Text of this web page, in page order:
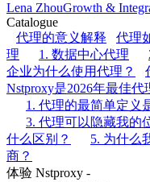
Lena ZhouGrowth &
Catalogue
代理的意义解释
代理
理
1. 数据中心代理
企业为什么使用代理？
Nstproxy是2026年最佳代
1. 代理的最简单定义
3. 代理可以隐藏我的
什么区别？
5. 为什么
商？
体验 Nstproxy -